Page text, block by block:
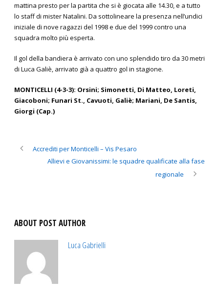
mattina presto per la partita che si è giocata alle 14.30, e a tutto
lo staff di mister Natalini. Da sottolineare la presenza nell’undici
iniziale di nove ragazzi del 1998 e due del 1999 contro una
squadra molto più esperta.
Il gol della bandiera è arrivato con uno splendido tiro da 30 metri
di Luca Galiè, arrivato già a quattro gol in stagione.
MONTICELLI (4-3-3): Orsini; Simonetti, Di Matteo, Loreti,
Giacoboni; Funari St., Cavuoti, Galiè; Mariani, De Santis,
Giorgi (Cap.)
Accrediti per Monticelli – Vis Pesaro
Allievi e Giovanissimi: le squadre qualificate alla fase
regionale
ABOUT POST AUTHOR
Luca Gabrielli